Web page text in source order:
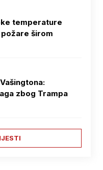
temperature
širom
zbog Trampa